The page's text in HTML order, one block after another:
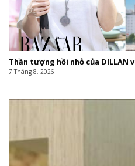
Thần tượng hồi nhỏ của DILLAN
7 Tháng 8, 2026